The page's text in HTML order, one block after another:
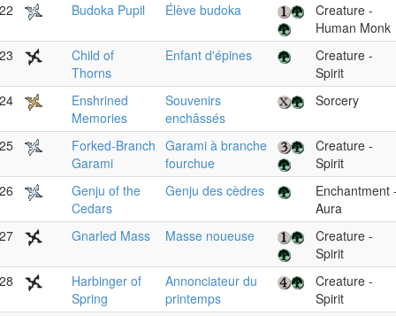
Budoka Pupil Élève budoka
Creature -
Human Monk
Child of
Thorns
Enfant d'épines
Creature -
Spirit
Enshrined
Memories
Souvenirs
enchâssés
Sorcery
Forked-Branch
Garami
Garami à branche
fourchue
Creature -
Spirit
Genju of the
Cedars
Genju des cèdres
Enchantment
Aura
Gnarled Mass Masse noueuse
Creature -
Spirit
Harbinger of
Spring
Annonciateur du
printemps
Creature -
Spirit